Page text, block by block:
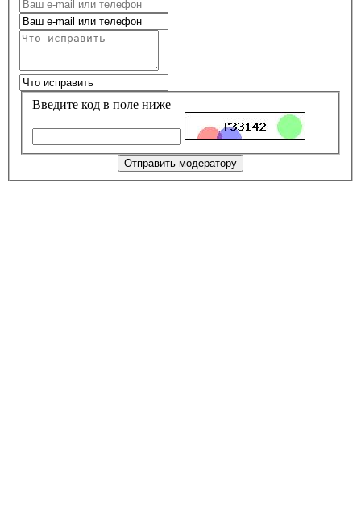
Введите код в поле ниже
Отправить модератору